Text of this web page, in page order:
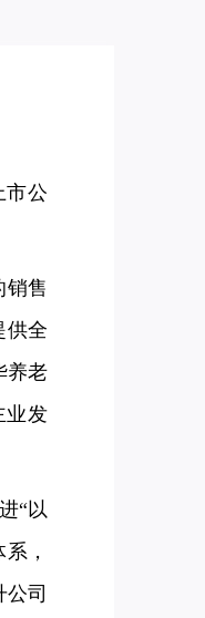
市公
销售
供全
养老
业发
“以
，
司